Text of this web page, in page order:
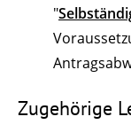
"
Zugehörige